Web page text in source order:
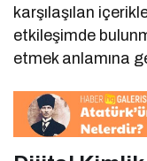
karşılaşılan
etkileşimde
etmek anlamına